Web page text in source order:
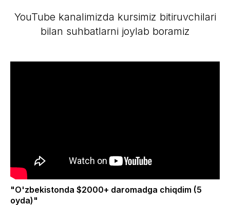
YouTube kanalimizda kursimiz bitiruvchilari
bilan suhbatlarni joylab boramiz
"O'zbekistonda $2000+ daromadga chiqdim (5
oyda)"